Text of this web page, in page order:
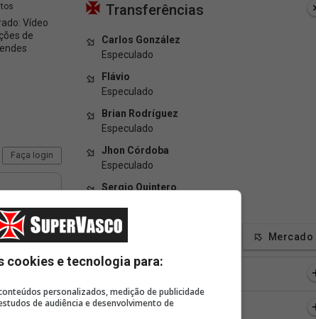
Vídeo
de
1 hora, 35 minutos
presidência tem emenda
investigada para o Vasco
1 hora, 59 minutos
Transferências
Carlos González
Especulado
Flávio
Especulado
Brian Rodríguez
Especulado
Jhon Córdoba
Especulado
Sergio Quintero
Especulação Mercado
Blogs
cookies e tecnologia para:
personalizados, medição de publicidade
de audiência e desenvolvimento de